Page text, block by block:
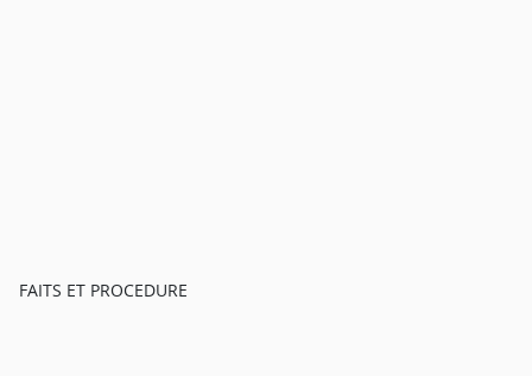
FAITS ET PROCEDURE